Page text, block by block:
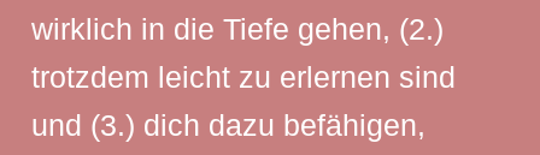
wirklich in die Tiefe gehen, (2.)
trotzdem leicht zu erlernen sind
und (3.) dich dazu befähigen,